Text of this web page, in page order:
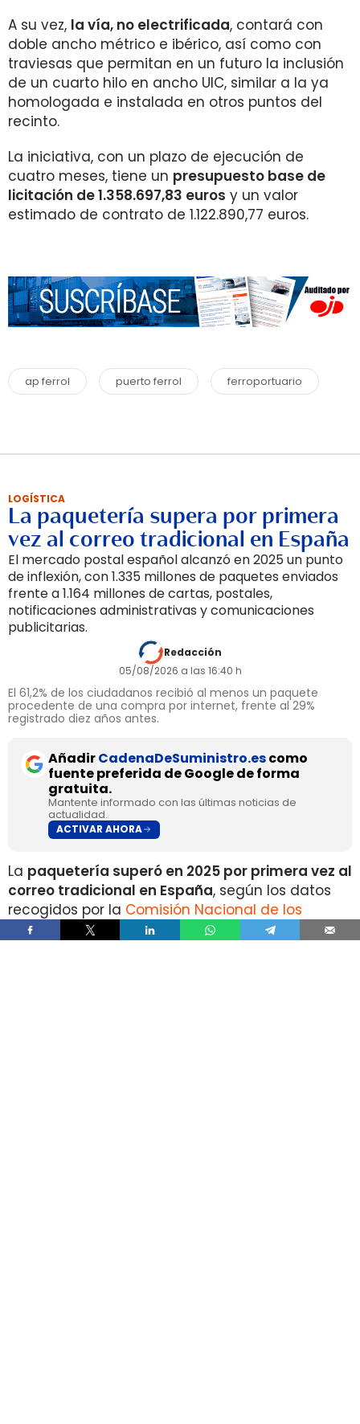
A su vez, la vía, no electrificada, contará con
doble ancho métrico e ibérico, así como con
traviesas que permitan en un futuro la inclusión
de un cuarto hilo en ancho UIC, similar a la ya
homologada e instalada en otros puntos del
recinto.
La iniciativa, con un plazo de ejecución de
cuatro meses, tiene un presupuesto base de
licitación de 1.358.697,83 euros y un valor
estimado de contrato de 1.122.890,77 euros.
ap ferrol puerto ferrol ferroportuario
LOGÍSTICA
La paquetería supera por primera
vez al correo tradicional en España
El mercado postal español alcanzó en 2025 un punto
de inflexión, con 1.335 millones de paquetes enviados
frente a 1.164 millones de cartas, postales,
notificaciones administrativas y comunicaciones
publicitarias.
Redacción
05/08/2026 a las 16:40 h
El 61,2% de los ciudadanos recibió al menos un paquete
procedente de una compra por internet, frente al 29%
registrado diez años antes.
AñadirCadenaDeSuministro.escomo
fuente preferida de Google de forma
gratuita.
Mantente informado con las últimas noticias de
actualidad.
ACTIVAR AHORA
La paquetería superó en 2025 por primera vez al
correo tradicional en España, según los datos
recogidos por la Comisión Nacional de los
Mercados y la Competenciaen su Informe Anual